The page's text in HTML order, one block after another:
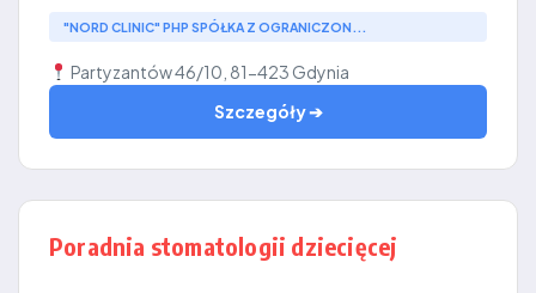
"NORD CLINIC" PHP SPÓŁKA Z OGRANICZON...
Partyzantów 46/10, 81-423 Gdynia
Szczegóły ➔
Poradnia stomatologii dziecięcej